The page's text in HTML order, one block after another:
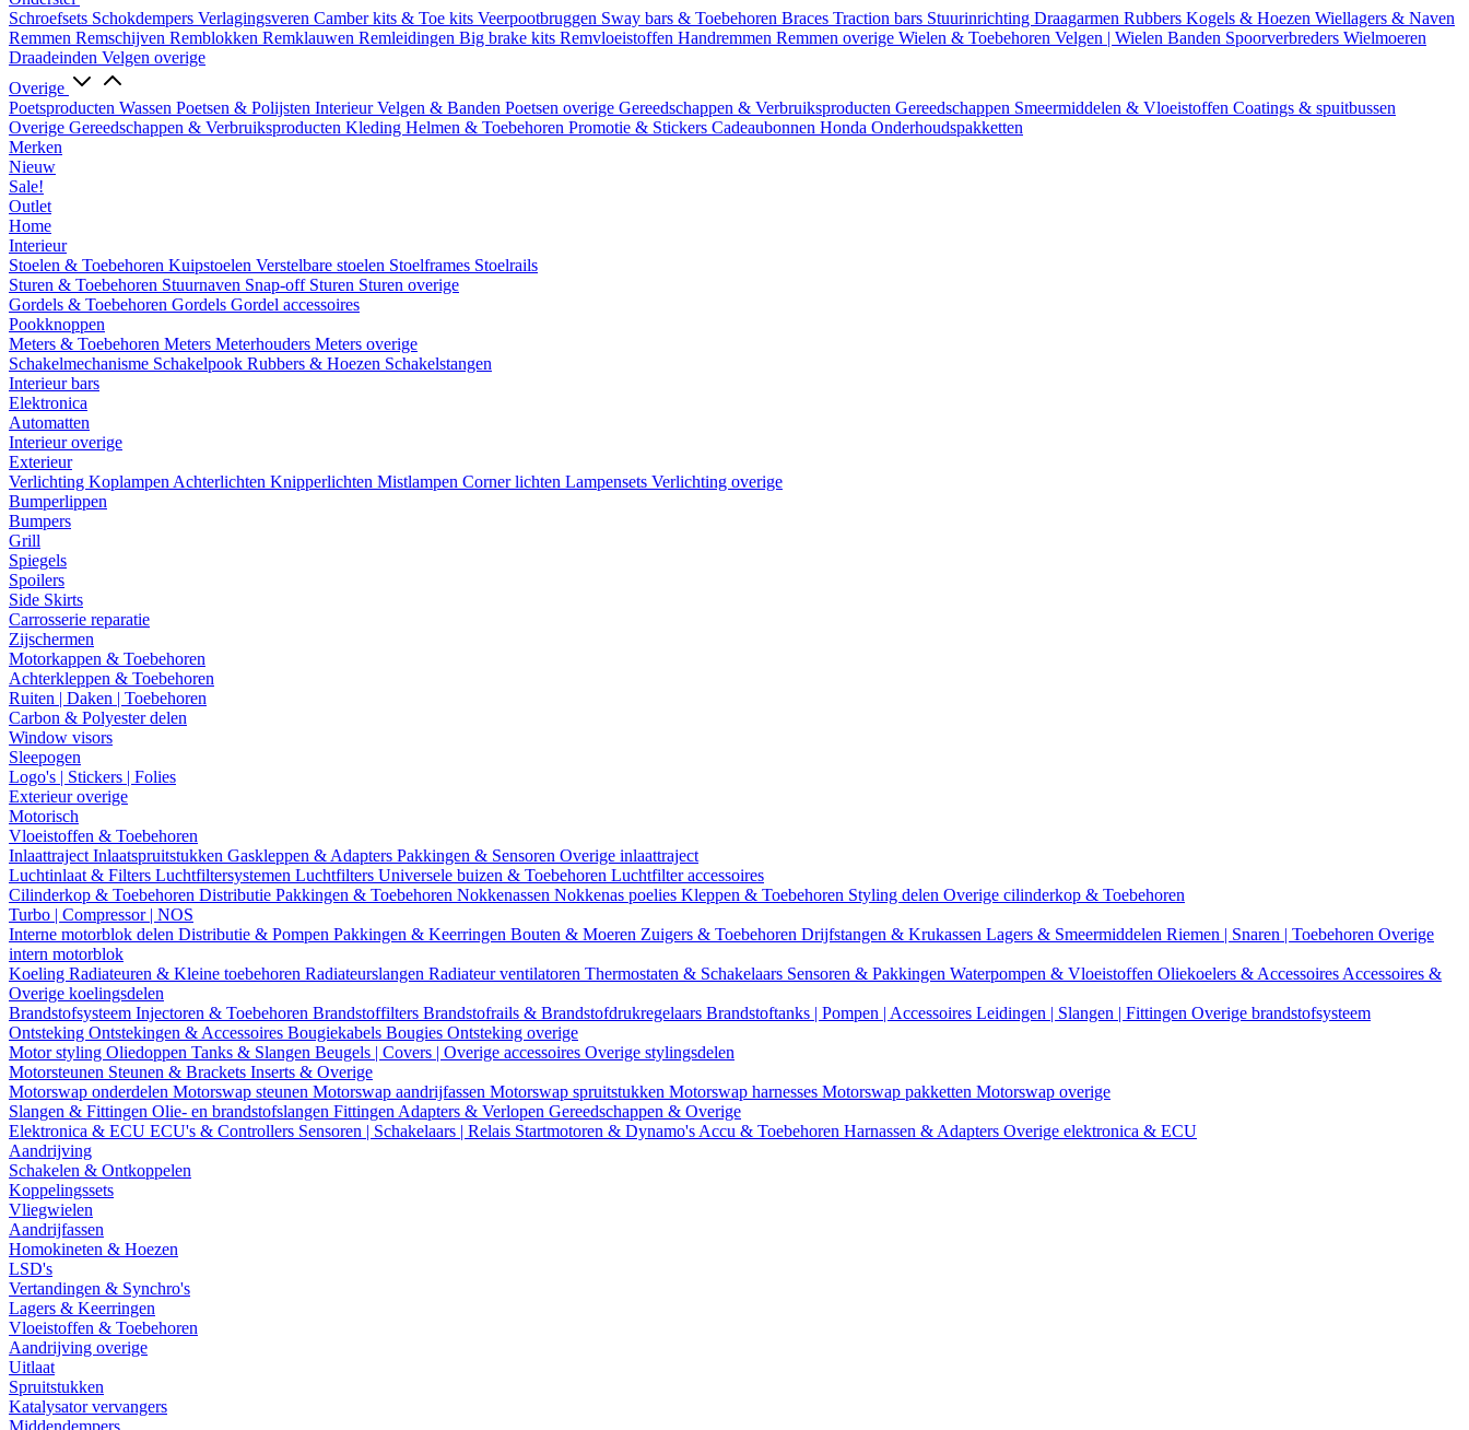
Schroefsets Schokdempers Verlagingsveren Camber kits & Toe kits Veerpootbruggen Sway bars & Toebehoren Braces Traction bars Stuurinrichting Draagarmen Rubbers Kogels & Hoezen Wiellagers & Naven
Remmen Remschijven Remblokken Remklauwen Remleidingen Big brake kits Remvloeistoffen Handremmen Remmen overige Wielen & Toebehoren Velgen | Wielen Banden Spoorverbreders Wielmoeren
Draadeinden Velgen overige
Overige
Poetsproducten Wassen Poetsen & Polijsten InterieurVelgen & Banden Poetsen overige Gereedschappen & Verbruiksproducten Gereedschappen Smeermiddelen & Vloeistoffen Coatings & spuitbussen
Overige Gereedschappen & Verbruiksproducten Kleding Helmen & Toebehoren Promotie & Stickers Cadeaubonnen Honda Onderhoudspakketten
Merken
Nieuw
Sale!
Outlet
Home
Interieur
Stoelen & Toebehoren Kuipstoelen Verstelbare stoelen Stoelframes Stoelrails
Sturen & Toebehoren Stuurnaven Snap-off Sturen Sturen overige
Gordels & Toebehoren Gordels Gordel accessoires
Pookknoppen
Meters & Toebehoren Meters Meterhouders Meters overige
Schakelmechanisme Schakelpook Rubbers & Hoezen Schakelstangen
Interieur bars
Elektronica
Automatten
Interieur overige
Exterieur
Verlichting Koplampen Achterlichten Knipperlichten Mistlampen Corner lichten Lampensets Verlichting overige
Bumperlippen
Bumpers
Grill
Spiegels
Spoilers
Side Skirts
Carrosserie reparatie
Zijschermen
Motorkappen & Toebehoren
Achterkleppen & Toebehoren
Ruiten | Daken | Toebehoren
Carbon & Polyester delen
Window visors
Sleepogen
Logo's | Stickers | Folies
Exterieur overige
Motorisch
Vloeistoffen & Toebehoren
Inlaattraject Inlaatspruitstukken Gaskleppen & Adapters Pakkingen & Sensoren Overige inlaattraject
Luchtinlaat & Filters Luchtfiltersystemen Luchtfilters Universele buizen & Toebehoren Luchtfilter accessoires
Cilinderkop & Toebehoren Distributie Pakkingen & Toebehoren Nokkenassen Nokkenas poelies Kleppen & Toebehoren Styling delen Overige cilinderkop & Toebehoren
Turbo | Compressor | NOS
Interne motorblok delen Distributie & Pompen Pakkingen & Keerringen Bouten & Moeren Zuigers & Toebehoren Drijfstangen & Krukassen Lagers & Smeermiddelen Riemen | Snaren | Toebehoren Overige
intern motorblok
Koeling Radiateuren & Kleine toebehoren Radiateurslangen Radiateur ventilatoren Thermostaten & Schakelaars Sensoren & Pakkingen Waterpompen & Vloeistoffen Oliekoelers & Accessoires Accessoires &
Overige koelingsdelen
Brandstofsysteem Injectoren & Toebehoren Brandstoffilters Brandstofrails & Brandstofdrukregelaars Brandstoftanks | Pompen | Accessoires Leidingen | Slangen | Fittingen Overige brandstofsysteem
Ontsteking Ontstekingen & Accessoires Bougiekabels Bougies Ontsteking overige
Motor styling Oliedoppen Tanks & Slangen Beugels | Covers | Overige accessoires Overige stylingsdelen
Motorsteunen Steunen & Brackets Inserts & Overige
Motorswap onderdelen Motorswap steunen Motorswap aandrijfassen Motorswap spruitstukken Motorswap harnesses Motorswap pakketten Motorswap overige
Slangen & Fittingen Olie- en brandstofslangen Fittingen Adapters & Verlopen Gereedschappen & Overige
Elektronica & ECU ECU's & Controllers Sensoren | Schakelaars | Relais Startmotoren & Dynamo's Accu & Toebehoren Harnassen & Adapters Overige elektronica & ECU
Aandrijving
Schakelen & Ontkoppelen
Koppelingssets
Vliegwielen
Aandrijfassen
Homokineten & Hoezen
LSD's
Vertandingen & Synchro's
Lagers & Keerringen
Vloeistoffen & Toebehoren
Aandrijving overige
Uitlaat
Spruitstukken
Katalysator vervangers
Middendempers